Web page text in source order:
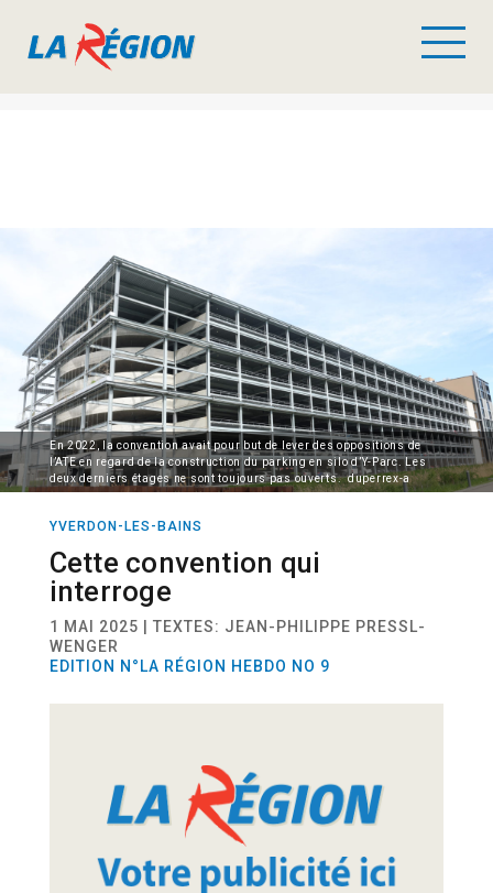
En 2022, la convention avait pour but de lever des oppositions de
l’ATE en regard de la construction du parking en silo d’Y-Parc. Les
deux derniers étages ne sont toujours pas ouverts. duperrex-a
YVERDON-LES-BAINS
Cette convention qui
interroge
1 MAI 2025 | TEXTES: JEAN-PHILIPPE PRESSL-
WENGER
EDITION N°LA RÉGION HEBDO NO 9